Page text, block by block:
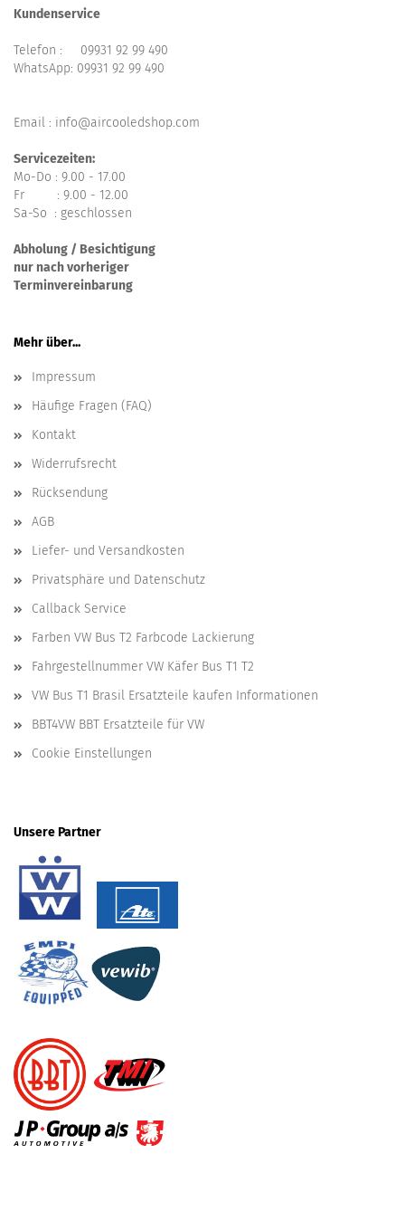
Kundenservice
Telefon : 09931 92 99 490
WhatsApp: 09931 92 99 490
Email : info@aircooledshop.com
Servicezeiten:
Mo-Do : 9.00 - 17.00
Fr : 9.00 - 12.00
Sa-So : geschlossen
Abholung / Besichtigung
nur nach vorheriger
Terminvereinbarung
Mehr über...
Impressum
Häufige Fragen (FAQ)
Kontakt
Widerrufsrecht
Rücksendung
AGB
Liefer- und Versandkosten
Privatsphäre und Datenschutz
Callback Service
Farben VW Bus T2 Farbcode Lackierung
Fahrgestellnummer VW Käfer Bus T1 T2
VW Bus T1 Brasil Ersatzteile kaufen Informationen
BBT4VW BBT Ersatzteile für VW
Cookie Einstellungen
Unsere Partner